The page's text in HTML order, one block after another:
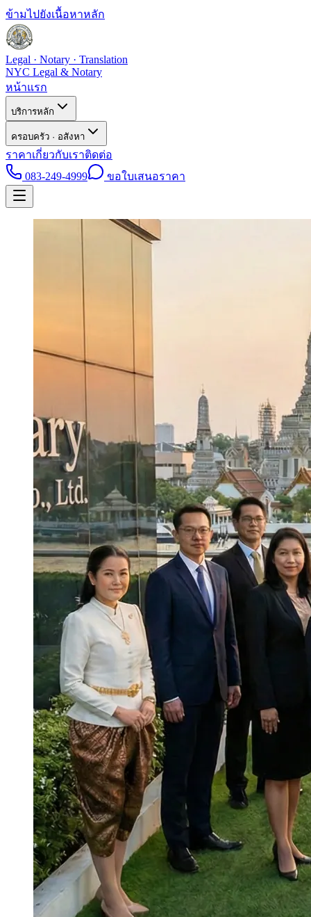
ข้ามไปยังเนื้อหาหลัก
Legal · Notary · Translation
NYC Legal & Notary
หน้าแรก
บริการหลัก
ครอบครัว · อสังหา
ราคาเกี่ยวกับเราติดต่อ
083-249-4999
ขอใบเสนอราคา